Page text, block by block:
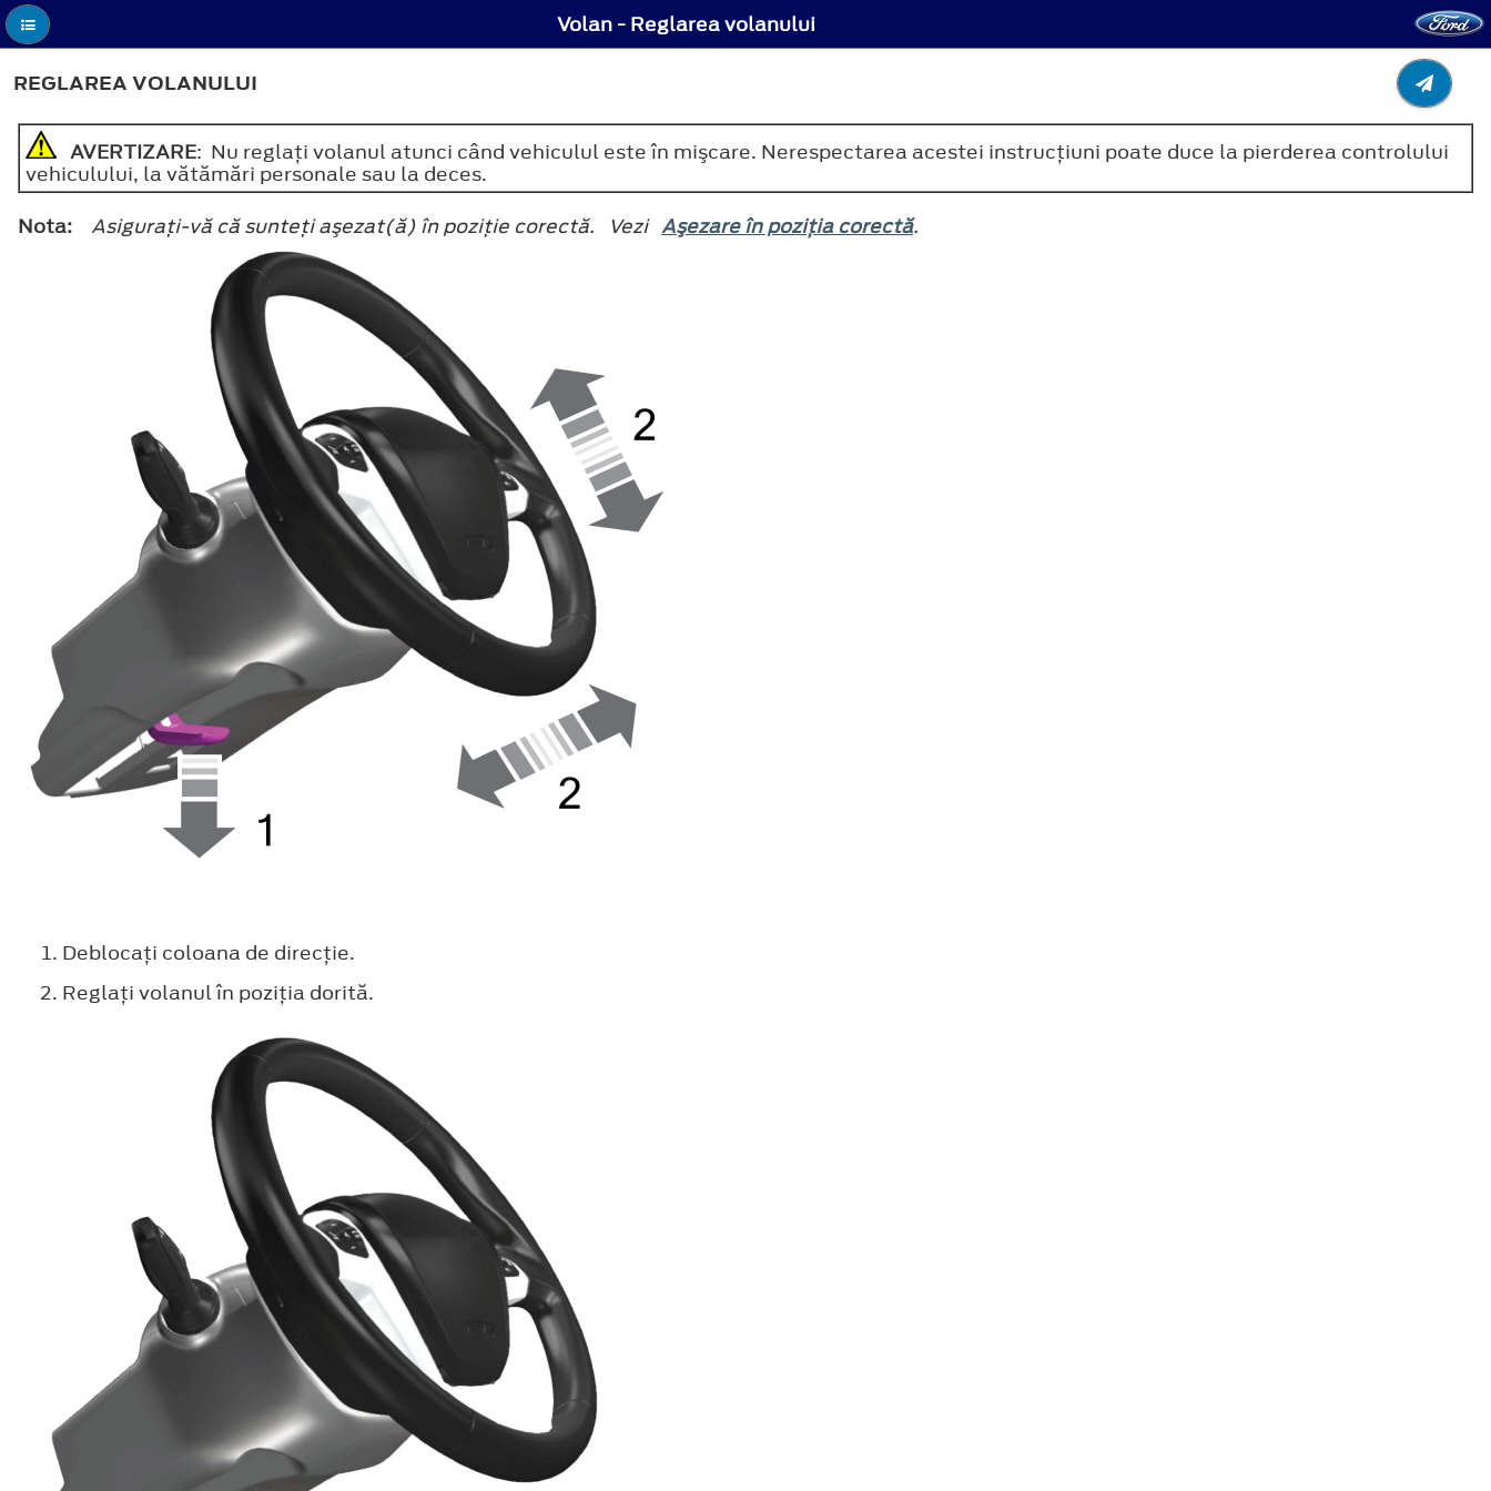
Volan - Reglarea volanului
REGLAREA VOLANULUI
AVERTIZARE: Nu reglaţi volanul atunci când vehiculul este în mişcare. Nerespectarea acestei instrucţiuni poate duce la pierderea controlului
vehiculului, la vătămări personale sau la deces.
Nota:
Asiguraţi-vă că sunteţi aşezat(ă) în poziţie corectă. Vezi Aşezare în poziţia corectă.
Deblocaţi coloana de direcţie.
Reglaţi volanul în poziţia dorită.